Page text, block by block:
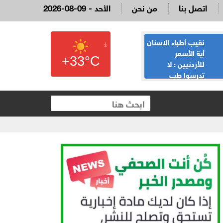
2026-08-09 - الأحد من نحن اتصل بنا
نقيب أطباء الاسنان
أية الأسمر
للأردنيين : لا
تدرسوا طب
القاضي السابق
لؤي عبيدات :لا
تدعوني لمناسبة
يحضرها نائب وقع
+33°C